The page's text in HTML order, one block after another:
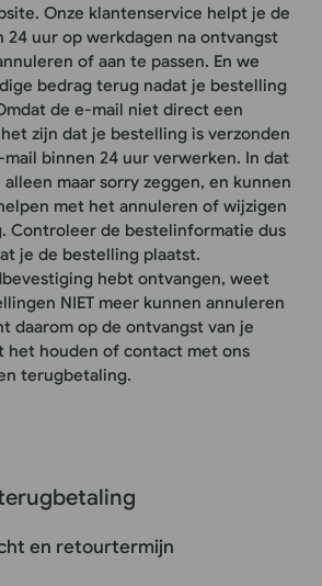
Onze klantenservice helpt je de
24 uur op werkdagen na ontvangst
of aan te passen. En we
bedrag terug nadat je bestelling
de e-mail niet direct een
zijn dat je bestelling is verzonden
binnen 24 uur verwerken. In dat
maar sorry zeggen, en kunnen
met het annuleren of wijzigen
Controleer de bestelinformatie dus
je de bestelling plaatst.
hebt ontvangen, weet
NIET meer kunnen annuleren
daarom op de ontvangst van je
het houden of contact met ons
terugbetaling.
en retourtermijn